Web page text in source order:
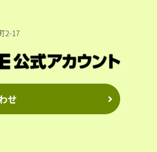
2-17
せ